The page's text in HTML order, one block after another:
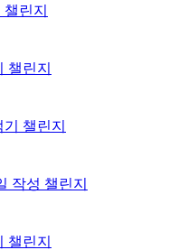
린지
챌린지
챌린지
작성 챌린지
챌린지